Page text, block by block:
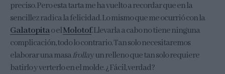
preciso. Pero esta tarta me ha vuelto a recordar que en la
sencillez radica la felicidad. Lo mismo que me ocurrió con la
Galatopitao elMolotof. Llevarla a cabo no tiene ninguna
complicación, todo lo contrario. Tan solo necesitaremos
elaborar una masafrollay un relleno que tan solo requiere
batirlo y verterlo en el molde. ¿Fácil, verdad?